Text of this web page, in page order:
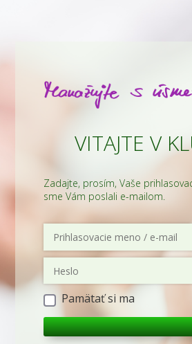
VITAJTE V
Zadajte, prosím, Vaše
sme Vám poslali e-mailom.
Pamätať si ma